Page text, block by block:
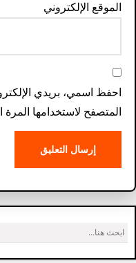
الموقع الإلكتروني
احفظ اسمي، بريدي
المتصفح لاستخدامها المرة